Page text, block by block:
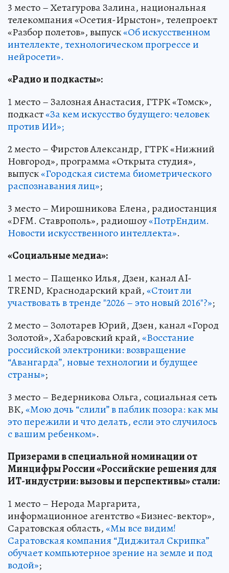
3 место – Хетагурова Залина, национальная
телекомпания «Осетия-Ирыстон», телепроект
«Разбор полетов», выпуск«Об искусственном
интеллекте, технологическом прогрессе и
нейросети».
«Радио и подкасты»:
1 место – Залозная Анастасия, ГТРК «Томск»,
подкаст«За кем искусство будущего: человек
против ИИ»;
2 место – Фирстов Александр, ГТРК «Нижний
Новгород», программа «Открыта студия»,
выпуск«Городская система биометрического
распознавания лиц»;
3 место – Мирошникова Елена, радиостанция
«DFM. Ставрополь», радиошоу«ПотрЕндим.
Новости искусственного интеллекта».
«Социальные медиа»:
1 место – Пащенко Илья, Дзен, канал AI-
TREND, Краснодарский край,«Стоит ли
участвовать в тренде "2026 – это новый 2016"?»;
2 место – Золотарев Юрий, Дзен, канал «Город
Зoлотой», Хабаровский край,«Восстание
российской электроники: возвращение
“Авангарда”, новые технологии и будущее
страны»;
3 место – Ведерникова Ольга, социальная сеть
ВК,«Мою дочь “слили” в паблик позора: как мы
это пережили и что делать, если это случилось
с вашим ребенком».
Призерами в специальной номинации от
Минцифры России «Российские решения для
ИТ-индустрии: вызовы и перспективы» стали:
1 место – Нерода Маргарита,
информационное агентство «Бизнес-вектор»,
Саратовская область,«Мы все видим!
Саратовская компания “Диджитал Скрипка”
обучает компьютерное зрение на земле и под
водой»;